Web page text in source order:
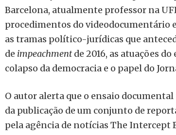
Barcelona, atualmente professor na
procedimentos do videodocumentário
as tramas político-jurídicas que
de impeachmentde 2016, as atuações
colapso da democracia e o papel do
O autor alerta que o ensaio
da publicação de um conjunto de
pela agência de notícias The Intercept